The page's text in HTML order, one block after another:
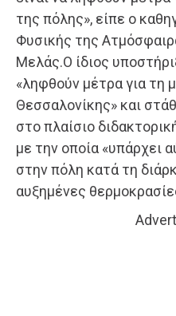
της πόλης», είπε ο
Φυσικής της
Μελάς.Ο ίδιος
«ληφθούν μέτρα για τη
Θεσσαλονίκης» και
στο πλαίσιο
με την οποία «υπάρχει
στην πόλη κατά τη
αυξημένες